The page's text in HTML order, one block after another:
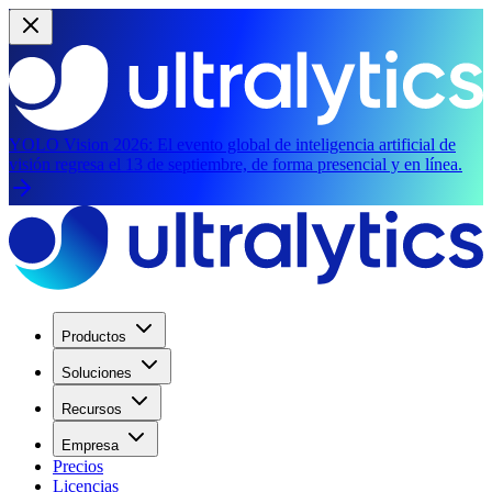
YOLO Vision 2026: El evento global de inteligencia artificial de
visión regresa el 13 de septiembre, de forma presencial y en línea.
Productos
Soluciones
Recursos
Empresa
Precios
Licencias